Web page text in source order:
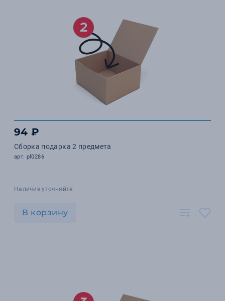
94 ₽
Сборка подарка 2 предмета
арт. pl0286
Наличие уточняйте
В корзину